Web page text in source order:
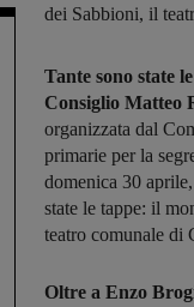
dei Sabbioni, il
Tante sono state
Consiglio Matteo
organizzata dal
primarie per la
domenica 30
state le tappe: il
teatro comunale di
Oltre a Enzo